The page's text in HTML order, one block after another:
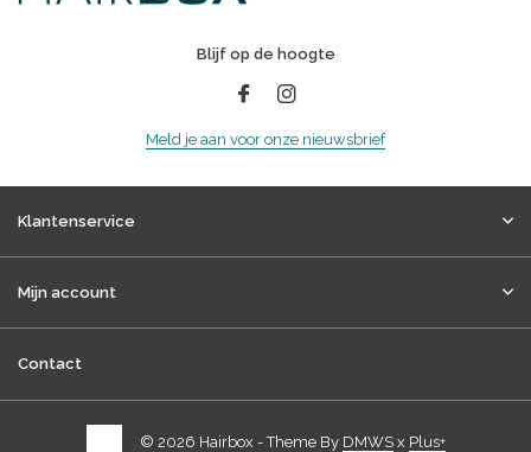
Blijf op de hoogte
Meld je aan voor onze nieuwsbrief
Klantenservice
Mijn account
Contact
© 2026 Hairbox - Theme By DMWSx Plus+